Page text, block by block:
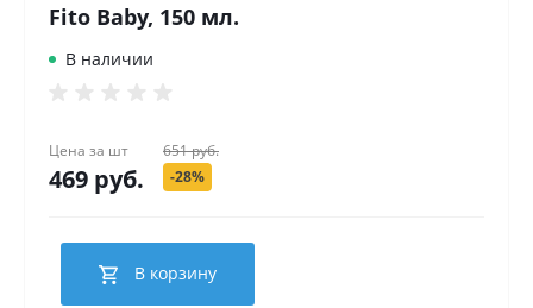
Fito Baby, 150 мл.
В наличии
Цена за шт
469 руб.
651 руб.
-28%
В корзину